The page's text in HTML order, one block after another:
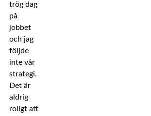
trög dag
på
jobbet
och jag
följde
inte vår
strategi.
Det är
aldrig
roligt att